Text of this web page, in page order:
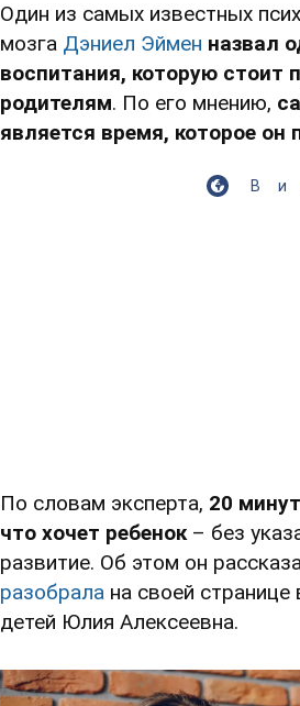
Один из самых известных
мозга Дэниел Эймен назвал
воспитания, которую стоит
родителям. По его мнению,
является время, которое
По словам эксперта, 20
что хочет ребенок– без
развитие. Об этом он
разобрала на своей
детей Юлия Алексеевна.